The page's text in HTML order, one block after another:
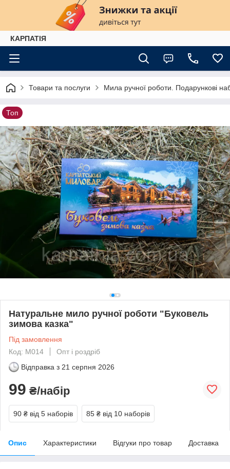
КАРПАТІЯ
Товари та послуги Мила ручної роботи. Подарункові
Топ
Натуральне мило ручної роботи "Буковель
зимова казка"
Під замовлення
Код: М014
Опт і роздріб
Відправка з 21 серпня 2026
99 ₴/набір
90 ₴ від 5 наборів 85 ₴ від 10 наборів
Опис Характеристики Відгуки про товар Доставка